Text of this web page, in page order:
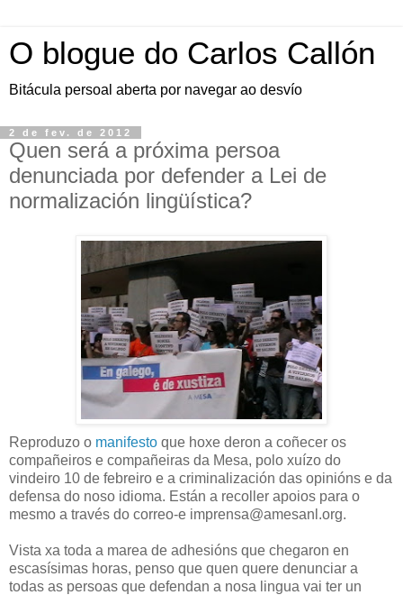
O blogue do Carlos Callón
Bitácula persoal aberta por navegar ao desvío
2 de fev. de 2012
Quen será a próxima persoa
denunciada por defender a Lei de
normalización lingüística?
Reproduzo o manifesto que hoxe deron a coñecer os
compañeiros e compañeiras da Mesa, polo xuízo do
vindeiro 10 de febreiro e a criminalización das opinións e da
defensa do noso idioma. Están a recoller apoios para o
mesmo a través do correo-e imprensa@amesanl.org.
Vista xa toda a marea de adhesións que chegaron en
escasísimas horas, penso que quen quere denunciar a
todas as persoas que defendan a nosa lingua vai ter un